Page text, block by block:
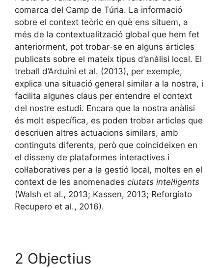
comarca del Camp de Túria. La informació
sobre el context teòric en què ens situem, a
més de la contextualització global que hem fet
anteriorment, pot trobar-se en alguns articles
publicats sobre el mateix tipus d’anàlisi local. El
treball d’Arduini et al. (2013), per exemple,
explica una situació general similar a la nostra, i
facilita algunes claus per entendre el context
del nostre estudi. Encara que la nostra anàlisi
és molt específica, es poden trobar articles que
descriuen altres actuacions similars, amb
continguts diferents, però que coincideixen en
el disseny de plataformes interactives i
col·laboratives per a la gestió local, moltes en el
context de les anomenades ciutats intel·ligents
(Walsh et al., 2013; Kassen, 2013; Reforgiato
Recupero et al., 2016).
2 Objectius